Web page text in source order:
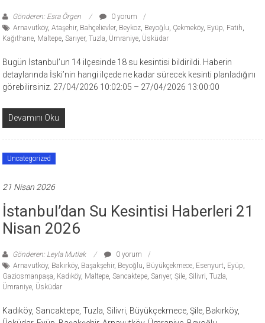
Gönderen: Esra Örgen
0 yorum
Arnavutköy,Ataşehir, Bahçelievler, Beykoz, Beyoğlu, Çekmeköy, Eyüp, Fatih,
Kağıthane, Maltepe,Sarıyer,Tuzla, Ümraniye, Üsküdar
Bugün İstanbul’un 14 ilçesinde 18 su kesintisi bildirildi. Haberin
detaylarında İski’nin hangi ilçede ne kadar sürecek kesinti planladığını
görebilirsiniz. 27/04/2026 10:02:05 – 27/04/2026 13:00:00
Devamını Oku
Uncategorized
21 Nisan 2026
İstanbul’dan Su Kesintisi Haberleri 21
Nisan 2026
Gönderen: Leyla Mutlak
0 yorum
Arnavutköy, Bakırköy, Başakşehir, Beyoğlu, Büyükçekmece, Esenyurt, Eyüp,
Gaziosmanpaşa, Kadıköy, Maltepe,Sancaktepe,Sarıyer,Şile,Silivri,Tuzla,
Ümraniye, Üsküdar
Kadıköy, Sancaktepe, Tuzla, Silivri, Büyükçekmece, Şile, Bakırköy,